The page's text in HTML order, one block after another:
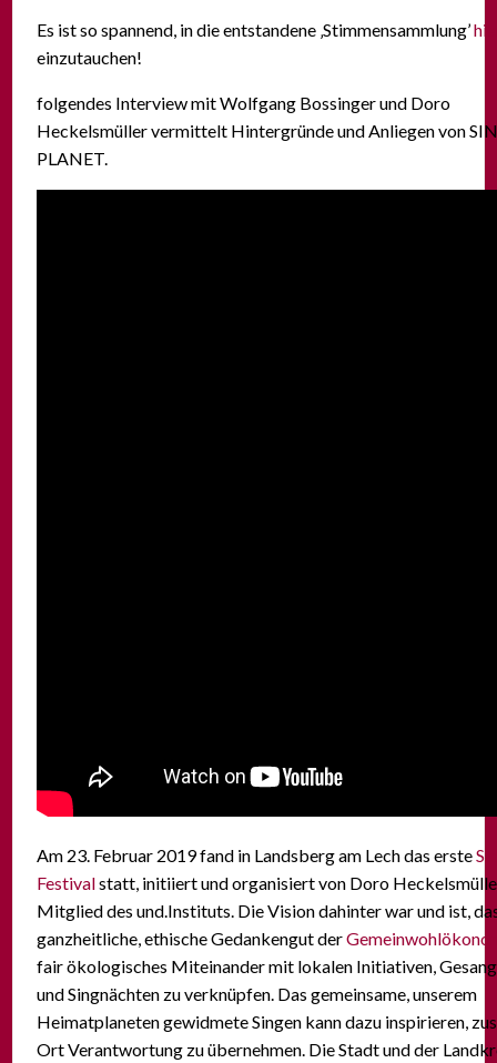
Es ist so spannend, in die entstandene ‚Stimmensammlung’
einzutauchen!
folgendes Interview mit Wolfgang Bossinger und Doro
Heckelsmüller vermittelt Hintergründe und Anliegen von
PLANET.
Am 23. Februar 2019 fand in Landsberg am Lech das erste
Festivalstatt, initiiert und organisiert von Doro
Mitglied des und.Instituts. Die Vision dahinter war und ist,
ganzheitliche, ethische Gedankengut der
fair ökologisches Miteinander mit lokalen Initiativen,
und Singnächten zu verknüpfen. Das gemeinsame, unserem
Heimatplaneten gewidmete Singen kann dazu inspirieren,
Ort Verantwortung zu übernehmen. Die Stadt und der